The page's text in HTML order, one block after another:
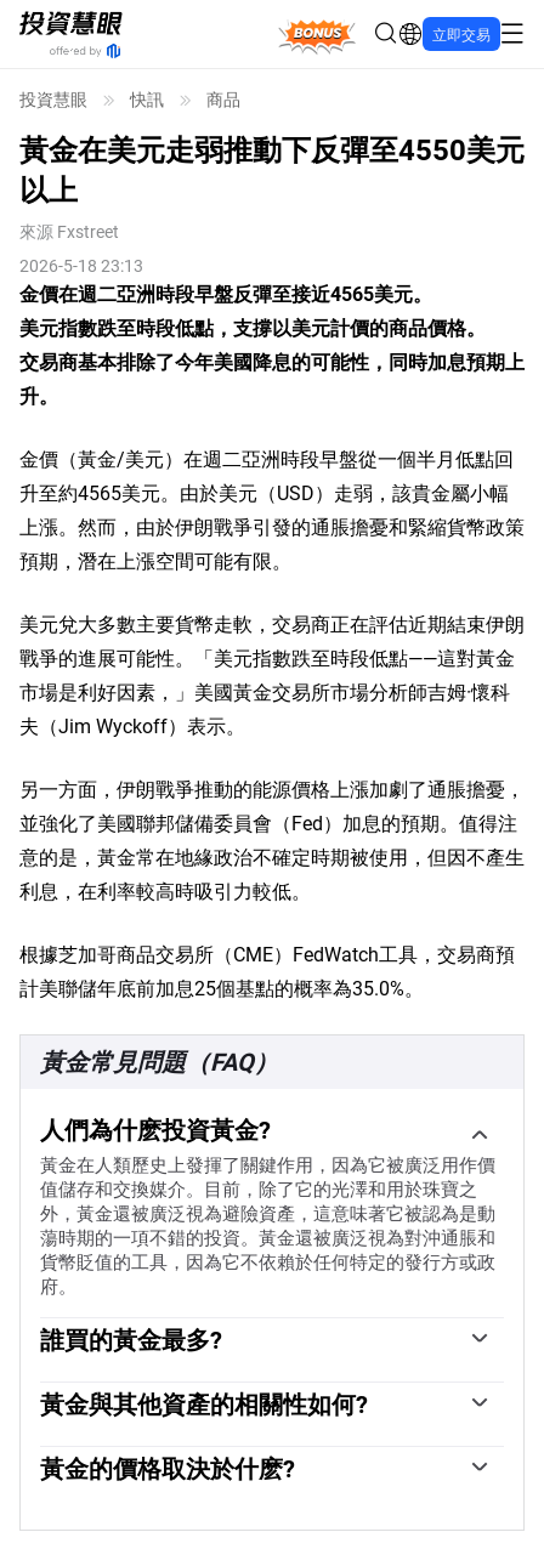
Bonus 立即交易
投資慧眼 快訊 商品
黃金在美元走弱推動下反彈至4550美元
以上
來源 Fxstreet
2026-5-18 23:13
金價在週二亞洲時段早盤反彈至接近4565美元。
美元指數跌至時段低點，支撐以美元計價的商品價格。
交易商基本排除了今年美國降息的可能性，同時加息預期上
升。
金價（黃金/美元）在週二亞洲時段早盤從一個半月低點回
升至約4565美元。由於美元（USD）走弱，該貴金屬小幅
上漲。然而，由於伊朗戰爭引發的通脹擔憂和緊縮貨幣政策
預期，潛在上漲空間可能有限。
美元兌大多數主要貨幣走軟，交易商正在評估近期結束伊朗
戰爭的進展可能性。「美元指數跌至時段低點——這對黃金
市場是利好因素，」美國黃金交易所市場分析師吉姆·懷科
夫（Jim Wyckoff）表示。
另一方面，伊朗戰爭推動的能源價格上漲加劇了通脹擔憂，
並強化了美國聯邦儲備委員會（Fed）加息的預期。值得注
意的是，黃金常在地緣政治不確定時期被使用，但因不產生
利息，在利率較高時吸引力較低。
根據芝加哥商品交易所（CME）FedWatch工具，交易商預
計美聯儲年底前加息25個基點的概率為35.0%。
黃金常見問題（FAQ）
人們為什麽投資黃金?
黃金在人類歷史上發揮了關鍵作用，因為它被廣泛用作價
值儲存和交換媒介。目前，除了它的光澤和用於珠寶之
外，黃金還被廣泛視為避險資產，這意味著它被認為是動
蕩時期的一項不錯的投資。黃金還被廣泛視為對沖通脹和
貨幣貶值的工具，因為它不依賴於任何特定的發行方或政
府。
誰買的黃金最多?
貨幣，各國央行傾向於使儲備多樣化，並購買黃金，以提
高人們對經濟和貨幣實力的看法。高黃金儲備可以成為一
各國央行在2022年增加了1136噸黃金儲備，價值約700億
黃金與其他資產的相關性如何?
產和避險資產。當美元貶值時，黃金往往會上漲，使投資
者和央行能夠在動蕩時期實現資產多元化。黃金與風險資
的市場的拋售往往有利於黃金。
黃金的價格取決於什麽?
或對深度衰退的擔憂可能會迅速推高黃金價格，因其避險